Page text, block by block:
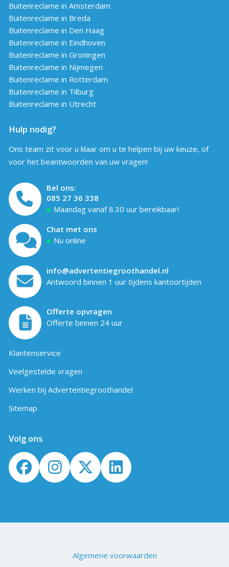
Buitenreclame in Amsterdam
Buitenreclame in Breda
Buitenreclame in Den Haag
Buitenreclame in Eindhoven
Buitenreclame in Groningen
Buitenreclame in Nijmegen
Buitenreclame in Rotterdam
Buitenreclame in Tilburg
Buitenreclame in Utrecht
Hulp nodig?
Ons team zit voor u klaar om u te helpen bij uw keuze, of
voor het beantwoorden van uw vragen!
Bel ons:
085 27 36 338
Maandag vanaf 8.30 uur bereikbaar!
Chat met ons
Nu online
info@advertentiegroothandel.nl
Antwoord binnen 1 uur tijdens kantoortijden
Offerte opvragen
Offerte binnen 24 uur
Klantenservice
Veelgestelde vragen
Werken bij Advertentiegroothandel
Sitemap
Volg ons
Algemene voorwaarden